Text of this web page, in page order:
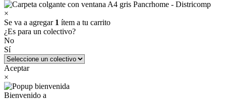
×
Se va a agregar 1 ítem a tu carrito
¿Es para un colectivo?
No
Sí
Aceptar
×
Bienvenido a